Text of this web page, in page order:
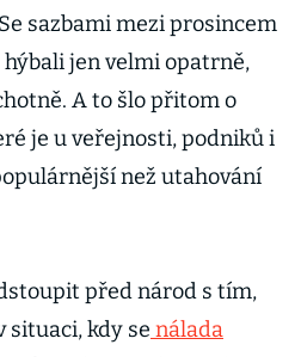
sazbami mezi prosincem
jen velmi opatrně,
A to šlo přitom o
je u veřejnosti, podniků i
než utahování
před národ s tím,
situaci, kdy se nálada